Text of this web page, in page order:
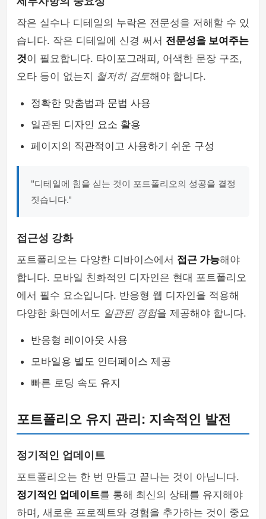
작은 실수나 디테일의 누락은 전문성을 저해할 수 있
습니다. 작은 디테일에 신경 써서 전문성을 보여주는
것이 필요합니다. 타이포그래피, 어색한 문장 구조,
오타 등이 없는지 철저히 검토해야 합니다.
정확한 맞춤법과 문법 사용
일관된 디자인 요소 활용
페이지의 직관적이고 사용하기 쉬운 구성
"디테일에 힘을 싣는 것이 포트폴리오의 성공을 결정
짓습니다."
접근성 강화
포트폴리오는 다양한 디바이스에서 접근 가능해야
합니다. 모바일 친화적인 디자인은 현대 포트폴리오
에서 필수 요소입니다. 반응형 웹 디자인을 적용해
다양한 화면에서도 일관된 경험을 제공해야 합니다.
반응형 레이아웃 사용
모바일용 별도 인터페이스 제공
빠른 로딩 속도 유지
포트폴리오 유지 관리: 지속적인 발전
정기적인 업데이트
포트폴리오는 한 번 만들고 끝나는 것이 아닙니다.
정기적인 업데이트를 통해 최신의 상태를 유지해야
하며, 새로운 프로젝트와 경험을 추가하는 것이 중요